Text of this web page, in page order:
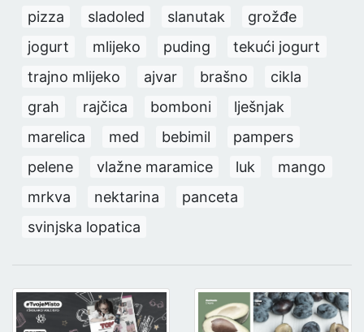
pizza
sladoled slanutak
grožđe
jogurt
mlijeko puding
tekući jogurt
trajno mlijeko
ajvar brašno
cikla
grah
rajčica bomboni
lješnjak
marelica
med bebimil
pampers
pelene
vlažne maramice luk
mango
mrkva
nektarina
panceta
svinjska lopatica